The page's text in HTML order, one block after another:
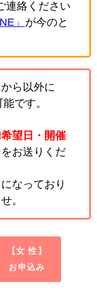
連絡ください
」 が今のと
ら以外に
です。
望日・開催
お送りくだ
なっており
。
【女 性】
お申込み